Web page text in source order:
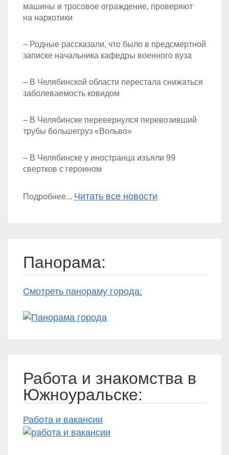
машины и тросовое ограждение, проверяют
на наркотики
– Родные рассказали, что было в предсмертной
записке начальника кафедры военного вуза
– В Челябинской области перестала снижаться
заболеваемость ковидом
– В Челябинске перевернулся перевозивший
трубы большегруз «Вольво»
– В Челябинске у иностранца изъяли 99
свертков с героином
Подробнее... Читать все новости
Панорама:
Смотреть панораму города:
Работа и знакомства в
Южноуральске:
Работа и вакансии